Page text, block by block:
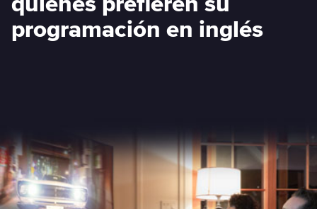
programación en inglés